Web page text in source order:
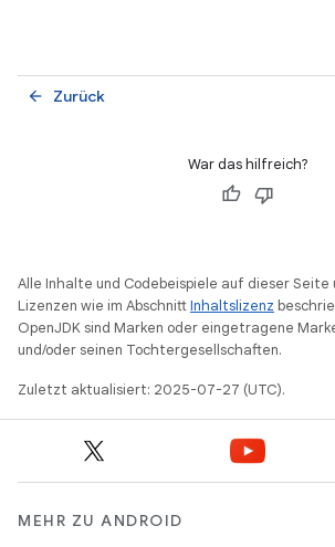
Zurück
arrow_back
War das hilfreich?
Alle Inhalte und Codebeispiele auf dieser
Lizenzen wie im AbschnittInhaltslizenz
OpenJDK sind Marken oder eingetragene
und/oder seinen Tochtergesellschaften.
Zuletzt aktualisiert: 2025-07-27 (UTC).
MEHR ZU ANDROID